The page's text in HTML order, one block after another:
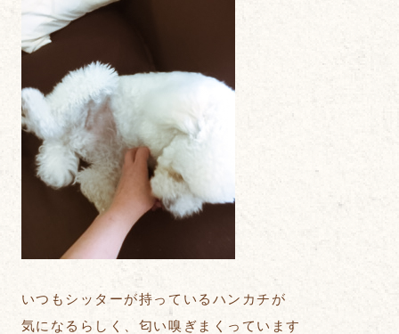
いつもシッターが持っているハンカチが
気になるらしく、匂い嗅ぎまくっています